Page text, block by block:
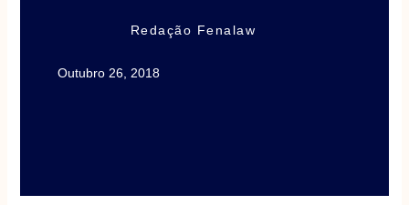
Redação Fenalaw
Outubro 26, 2018